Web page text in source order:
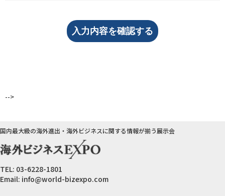
-->
国内最大級の海外進出・海外ビジネスに関する情報が揃う展示会
TEL: 03-6228-1801
Email: info@world-bizexpo.com